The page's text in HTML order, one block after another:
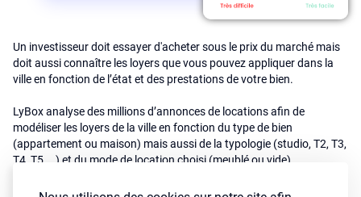
Un investisseur doit essayer d'acheter sous le prix du marché mais
doit aussi connaître les loyers que vous pouvez appliquer dans la
ville en fonction de l’état et des prestations de votre bien.
LyBox analyse des millions d’annonces de locations afin de
modéliser les loyers de la ville en fonction du type de bien
(appartement ou maison) mais aussi de la typologie (studio, T2, T3,
T4, T5 ...) et du mode de location choisi (meublé ou vide).